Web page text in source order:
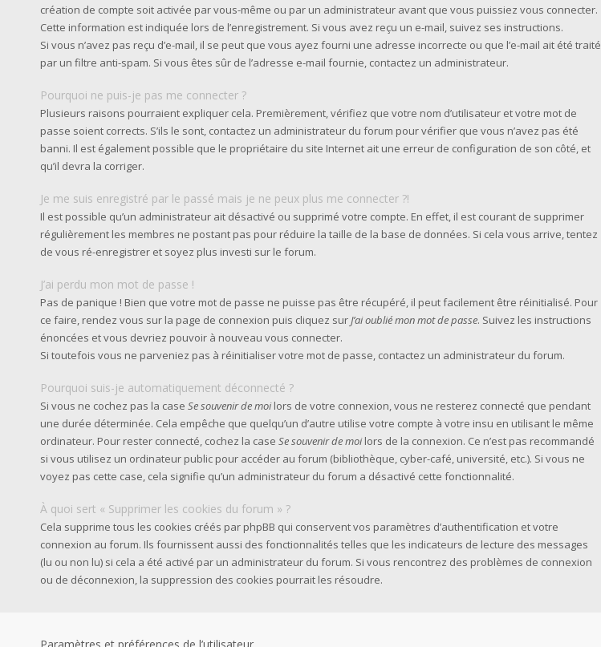
création de compte soit activée par vous-même ou par un administrateur avant que vous puissiez vous connecter.
Cette information est indiquée lors de l’enregistrement. Si vous avez reçu un e-mail, suivez ses instructions.
Si vous n’avez pas reçu d’e-mail, il se peut que vous ayez fourni une adresse incorrecte ou que l’e-mail ait été traité
par un filtre anti-spam. Si vous êtes sûr de l’adresse e-mail fournie, contactez un administrateur.
Pourquoi ne puis-je pas me connecter ?
Plusieurs raisons pourraient expliquer cela. Premièrement, vérifiez que votre nom d’utilisateur et votre mot de
passe soient corrects. S’ils le sont, contactez un administrateur du forum pour vérifier que vous n’avez pas été
banni. Il est également possible que le propriétaire du site Internet ait une erreur de configuration de son côté, et
qu’il devra la corriger.
Je me suis enregistré par le passé mais je ne peux plus me connecter ?!
Il est possible qu’un administrateur ait désactivé ou supprimé votre compte. En effet, il est courant de supprimer
régulièrement les membres ne postant pas pour réduire la taille de la base de données. Si cela vous arrive, tentez
de vous ré-enregistrer et soyez plus investi sur le forum.
J’ai perdu mon mot de passe !
Pas de panique ! Bien que votre mot de passe ne puisse pas être récupéré, il peut facilement être réinitialisé. Pour
ce faire, rendez vous sur la page de connexion puis cliquez surJ’ai oublié mon mot de passe. Suivez les instructions
énoncées et vous devriez pouvoir à nouveau vous connecter.
Si toutefois vous ne parveniez pas à réinitialiser votre mot de passe, contactez un administrateur du forum.
Pourquoi suis-je automatiquement déconnecté ?
Si vous ne cochez pas la case Se souvenir de moilors de votre connexion, vous ne resterez connecté que pendant
une durée déterminée. Cela empêche que quelqu’un d’autre utilise votre compte à votre insu en utilisant le même
ordinateur. Pour rester connecté, cochez la case Se souvenir de moilors de la connexion. Ce n’est pas recommandé
si vous utilisez un ordinateur public pour accéder au forum (bibliothèque, cyber-café, université, etc.). Si vous ne
voyez pas cette case, cela signifie qu’un administrateur du forum a désactivé cette fonctionnalité.
À quoi sert « Supprimer les cookies du forum » ?
Cela supprime tous les cookies créés par phpBB qui conservent vos paramètres d’authentification et votre
connexion au forum. Ils fournissent aussi des fonctionnalités telles que les indicateurs de lecture des messages
(lu ou non lu) si cela a été activé par un administrateur du forum. Si vous rencontrez des problèmes de connexion
ou de déconnexion, la suppression des cookies pourrait les résoudre.